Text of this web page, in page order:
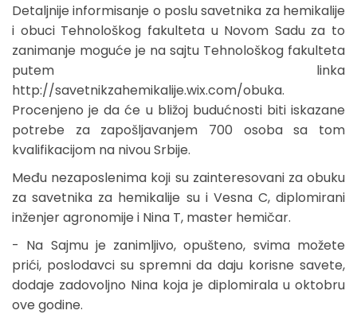
Detaljnije informisanje o poslu savetnika za hemikalije
i obuci Tehnološkog fakulteta u Novom Sadu za to
zanimanje moguće je na sajtu Tehnološkog fakulteta
putem linka
http://savetnikzahemikalije.wix.com/obuka.
Procenjeno je da će u bližoj budućnosti biti iskazane
potrebe za zapošljavanjem 700 osoba sa tom
kvalifikacijom na nivou Srbije.
Među nezaposlenima koji su zainteresovani za obuku
za savetnika za hemikalije su i Vesna C, diplomirani
inženjer agronomije i Nina T, master hemičar.
- Na Sajmu je zanimljivo, opušteno, svima možete
prići, poslodavci su spremni da daju korisne savete,
dodaje zadovoljno Nina koja je diplomirala u oktobru
ove godine.